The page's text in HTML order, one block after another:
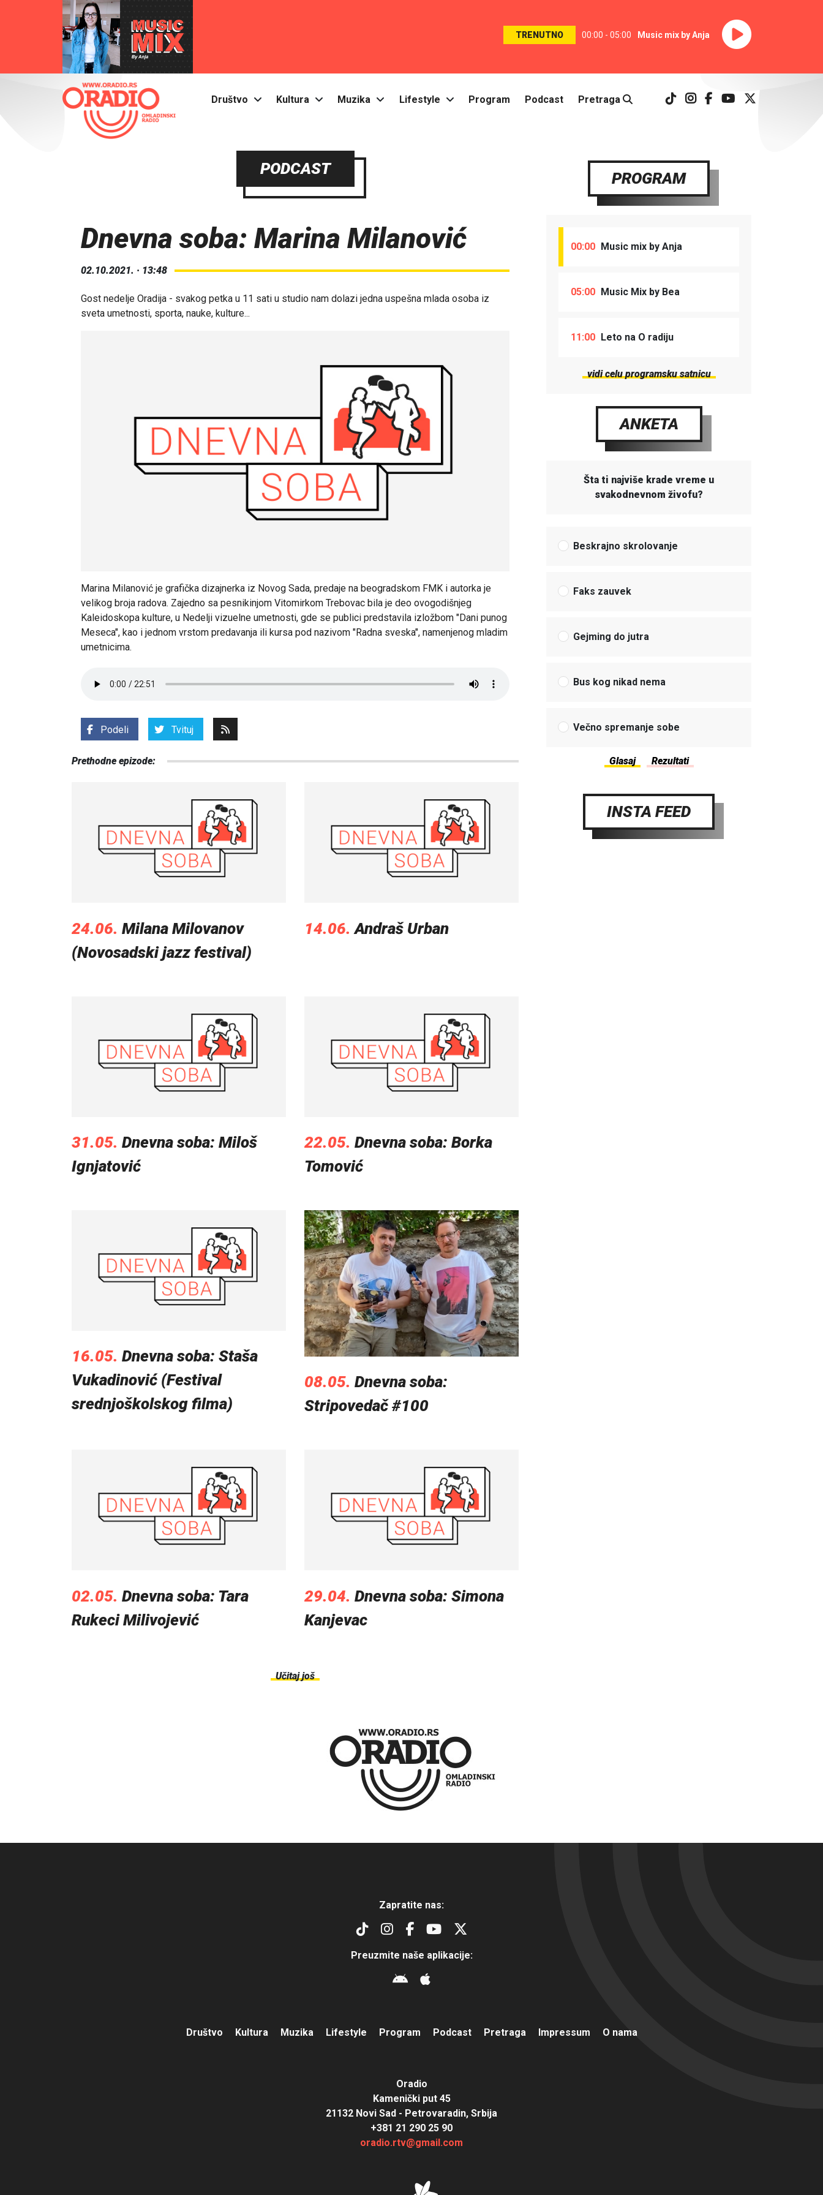
TRENUTNO 00:00 - 05:00 Music mix by Anja
Društvo Kultura Muzika Lifestyle Program Podcast Pretraga
PODCAST
Dnevna soba: Marina Milanović
02.10.2021. · 13:48
Gost nedelje Oradija - svakog petka u 11 sati u studio nam dolazi jedna uspešna mlada osoba iz
sveta umetnosti, sporta, nauke, kulture...
Marina Milanović je grafička dizajnerka iz Novog Sada, predaje na beogradskom FMK i autorka je
velikog broja radova. Zajedno sa pesnikinjom Vitomirkom Trebovac bila je deo ovogodišnjeg
Kaleidoskopa kulture, u Nedelji vizuelne umetnosti, gde se publici predstavila izložbom "Dani punog
Meseca", kao i jednom vrstom predavanja ili kursa pod nazivom "Radna sveska", namenjenog mladim
umetnicima.
Podeli Tvituj
Prethodne epizode:
24.06. Milana Milovanov
(Novosadski jazz festival)
14.06. Andraš Urban
31.05. Dnevna soba: Miloš
Ignjatović
22.05. Dnevna soba: Borka
Tomović
16.05. Dnevna soba: Staša
Vukadinović (Festival
srednjoškolskog filma)
08.05. Dnevna soba:
Stripovedač #100
02.05. Dnevna soba: Tara
Rukeci Milivojević
29.04. Dnevna soba: Simona
Kanjevac
Učitaj još
PROGRAM
00:00 Music mix by Anja
05:00 Music Mix by Bea
11:00 Leto na O radiju
vidi celu programsku satnicu
ANKETA
Šta ti najviše krade vreme u
svakodnevnom živofu?
Beskrajno skrolovanje
Faks zauvek
Gejming do jutra
Bus kog nikad nema
Večno spremanje sobe
INSTA FEED
Zapratite nas:
Preuzmite naše aplikacije:
Društvo Kultura Muzika Lifestyle Program Podcast Pretraga Impressum O nama
Oradio
Kamenički put 45
21132 Novi Sad - Petrovaradin, Srbija
+381 21 290 25 90
oradio.rtv@gmail.com